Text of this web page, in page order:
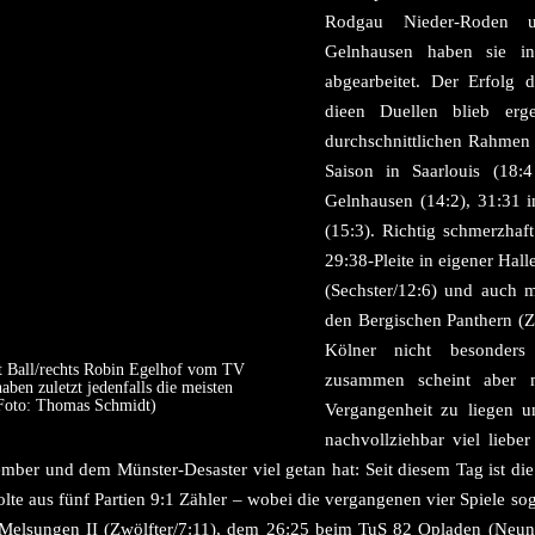
Ball/rechts Robin Egelhof vom TV
zuletzt jedenfalls die meisten
Thomas Schmidt)
Rodgau Nieder-
Gelnhausen haben sie
abgearbeitet. Der Erfolg
dieen Duellen blieb
durchschnittlichen
Saison in Saarlouis
Gelnhausen (14:2), 31:31
(15:3). Richtig
29:38-Pleite in eigener
(Sechster/12:6) und auch
den Bergischen Panthern
Kölner nicht
zusammen scheint
Vergangenheit zu liegen
nachvollziehbar viel
und dem Münster-Desaster viel getan hat: Seit diesem Tag ist
aus fünf Partien 9:1 Zähler – wobei die vergangenen vier Spiele
II (Zwölfter/7:11), dem 26:25 beim TuS 82 Opladen